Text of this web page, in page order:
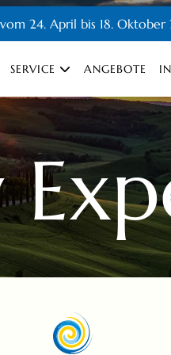
24. April bis 18.
SERVICE ANGEBOTE